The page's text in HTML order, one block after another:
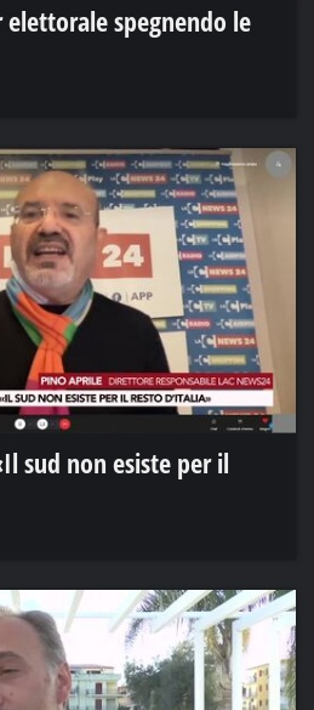
spegnendo le
sud non esiste per il